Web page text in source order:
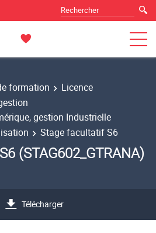
formation
Licence
gestion Industrielle
Stage facultatif S6
(STAG602_GTRANA)
Télécharger